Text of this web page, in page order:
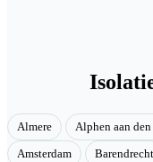
Almere Alphen aan
Amsterdam Barendrecht